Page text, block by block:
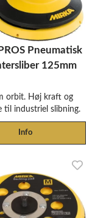
Pneumatisk
125mm
orbit. Høj kraft og
til industriel slibning.
Info